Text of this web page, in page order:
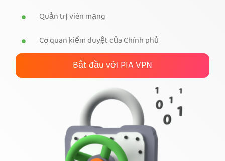
Tải PIA VPN
Quản trị viên mạng
Cơ quan kiểm duyệt của Chính phủ
Bắt đầu với PIA VPN